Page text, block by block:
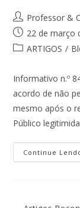
Professor &
22 de março
ARTIGOS /
Informativo n.º
acordo de não
mesmo após o
Público
Continue